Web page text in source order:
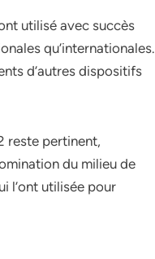
utilisé avec succès
qu’internationales.
d’autres dispositifs
reste pertinent,
du milieu de
l’ont utilisée pour